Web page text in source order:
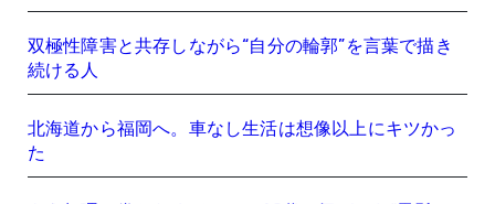
双極性障害と共存しながら“自分の輪郭”を言葉で描き
続ける人
北海道から福岡へ。車なし生活は想像以上にキツかっ
た